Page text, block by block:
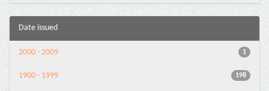
Date issued
1
2000 - 2009
198
1900 - 1999